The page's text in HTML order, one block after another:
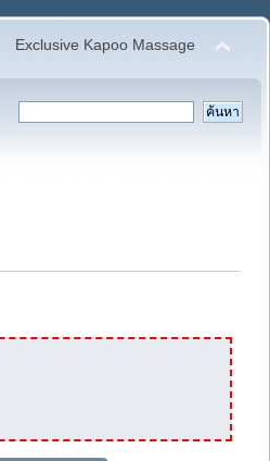
Exclusive Kapoo Massage